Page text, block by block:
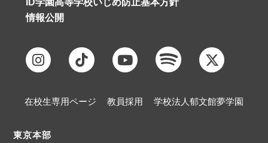
情報公開
在校生専用ページ 教員採用 学校法人郁文館夢学園
東京本部